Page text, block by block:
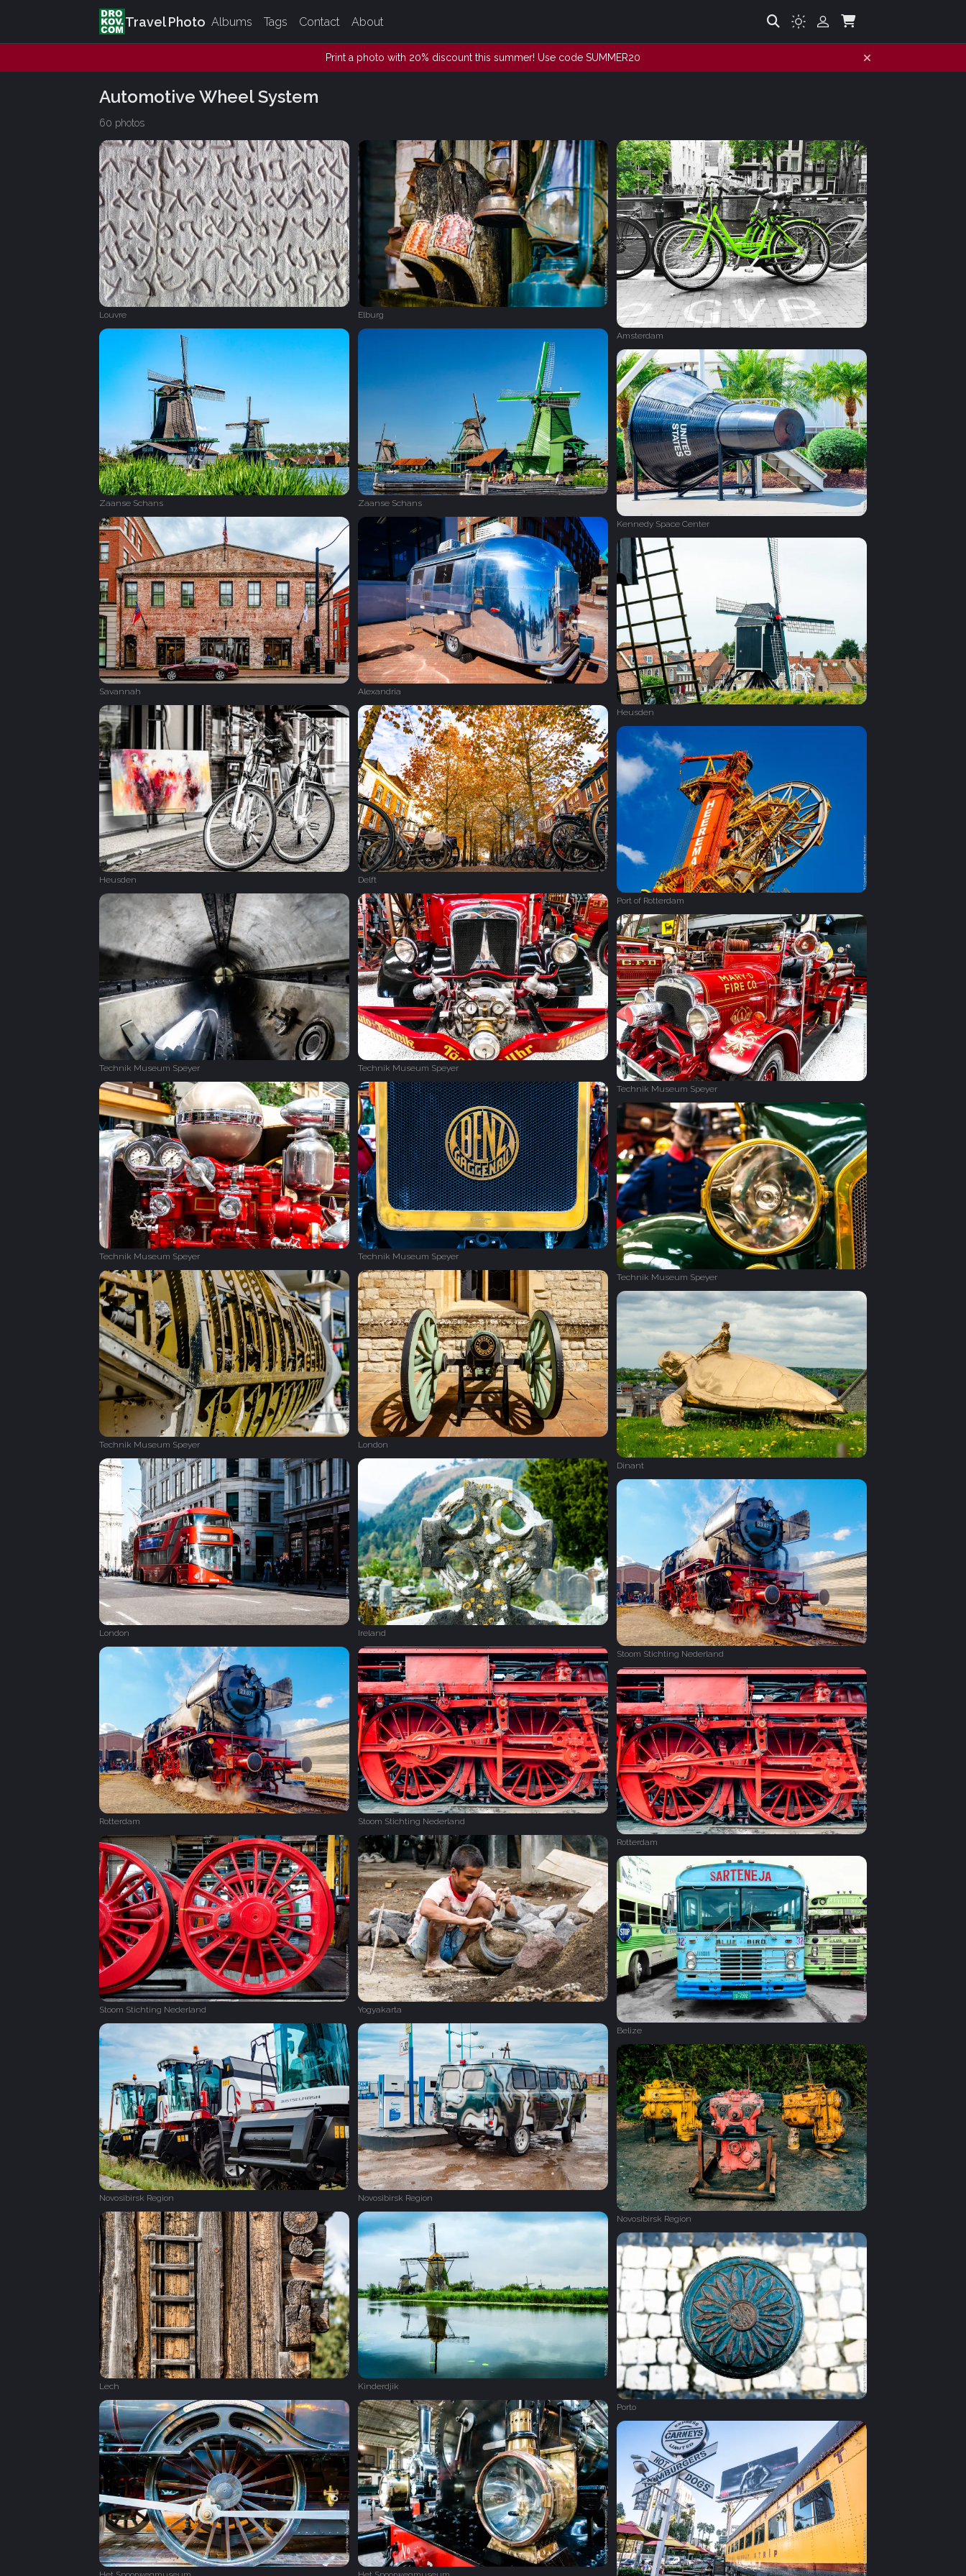
Travel Photo Albums Tags Contact About
Print a photo with 20% discount this summer! Use code SUMMER20
Automotive Wheel System
60 photos
Louvre Elburg
Amsterdam
Zaanse Schans Zaanse Schans
Kennedy Space Center
Savannah Alexandria
Heusden
Heusden Delft
Port of Rotterdam
Technik Museum Speyer Technik Museum Speyer
Technik Museum Speyer
Technik Museum Speyer Technik Museum Speyer
Technik Museum Speyer
Technik Museum Speyer London
Dinant
London Ireland
Stoom Stichting Nederland
Rotterdam Stoom Stichting Nederland
Rotterdam
Stoom Stichting Nederland Yogyakarta
Belize
Novosibirsk Region Novosibirsk Region
Novosibirsk Region
Lech Kinderdjik
Porto